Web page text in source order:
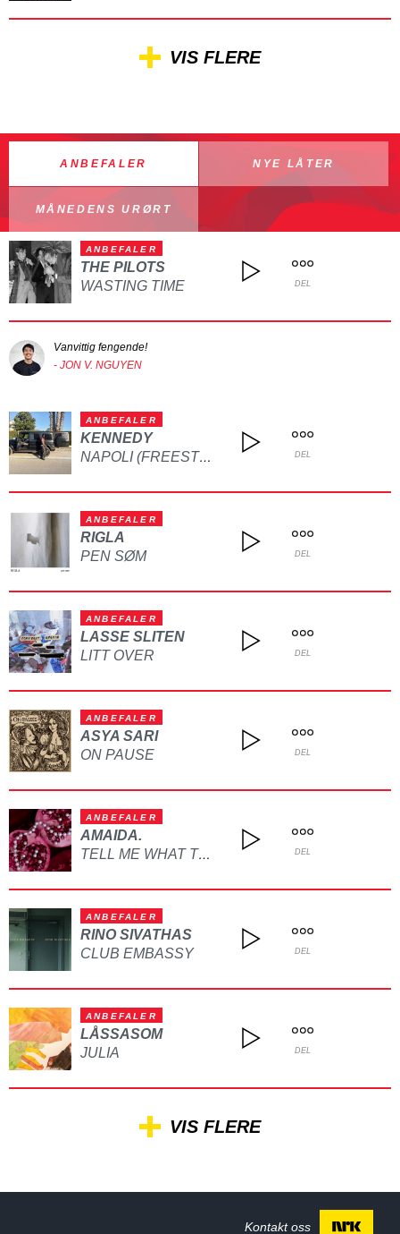
VIS FLERE
ANBEFALER NYE LÅTER
MÅNEDENS URØRT
ANBEFALER
THE PILOTS
WASTING TIME
DEL
Vanvittig fengende!
- JON V. NGUYEN
ANBEFALER
KENNEDY
NAPOLI (FREESTYLE) DEL
ANBEFALER
RIGLA
PEN SØM
DEL
ANBEFALER
LASSE SLITEN
LITT OVER
DEL
ANBEFALER
ASYA SARI
ON PAUSE
DEL
ANBEFALER
AMAIDA.
TELL ME WHAT TO DO DEL
ANBEFALER
RINO SIVATHAS
CLUB EMBASSY
DEL
ANBEFALER
LÅSSASOM
JULIA
DEL
VIS FLERE
Kontakt oss